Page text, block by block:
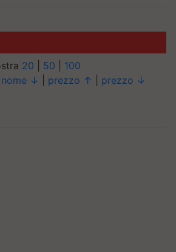
20 50
100
nome ↓ prezzo ↑ prezzo ↓